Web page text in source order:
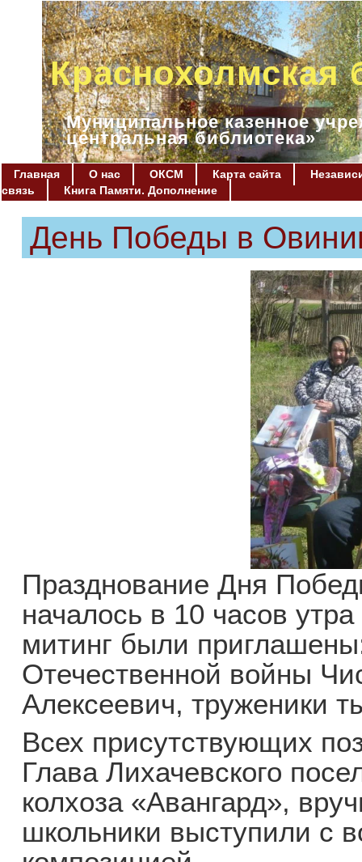
Краснохолмская
Муниципальное казенное
центральная библиотека»
Главная О нас ОКСМ Карта сайта
связь
Книга Памяти. Дополнение
День Победы в
Празднование Дня
началось в 10 часов
митинг были
Отечественной войны
Алексеевич, труженики
Всех присутствующих
Глава Лихачевского
колхоза «Авангард»,
школьники выступили с